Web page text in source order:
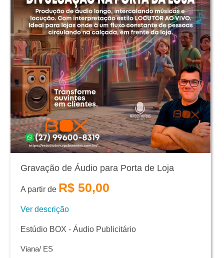
Gravação de Áudio para Porta de Loja
A partir de R$ 50,00
Ver descrição
Estúdio BOX - Áudio Publicitário
Viana/ ES